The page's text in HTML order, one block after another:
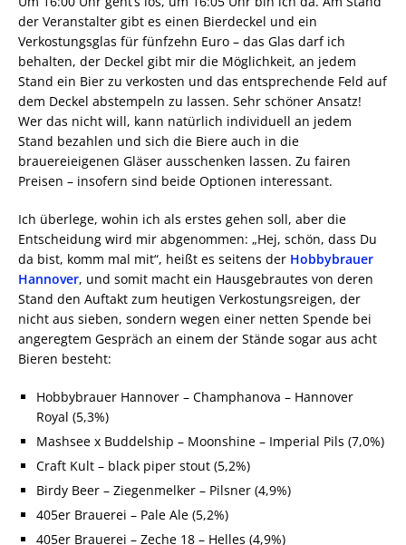
der Veranstalter gibt es einen Bierdeckel und ein
Verkostungsglas für fünfzehn Euro – das Glas darf ich
behalten, der Deckel gibt mir die Möglichkeit, an jedem
Stand ein Bier zu verkosten und das entsprechende Feld auf
dem Deckel abstempeln zu lassen. Sehr schöner Ansatz!
Wer das nicht will, kann natürlich individuell an jedem
Stand bezahlen und sich die Biere auch in die
brauereieigenen Gläser ausschenken lassen. Zu fairen
Preisen – insofern sind beide Optionen interessant.
Ich überlege, wohin ich als erstes gehen soll, aber die
Entscheidung wird mir abgenommen: „Hej, schön, dass Du
da bist, komm mal mit“, heißt es seitens der Hobbybrauer
Hannover, und somit macht ein Hausgebrautes von deren
Stand den Auftakt zum heutigen Verkostungsreigen, der
nicht aus sieben, sondern wegen einer netten Spende bei
angeregtem Gespräch an einem der Stände sogar aus acht
Bieren besteht:
Hobbybrauer Hannover – Champhanova – Hannover
Royal (5,3%)
Mashsee x Buddelship – Moonshine – Imperial Pils (7,0%)
Craft Kult – black piper stout (5,2%)
Birdy Beer – Ziegenmelker – Pilsner (4,9%)
405er Brauerei – Pale Ale (5,2%)
405er Brauerei – Zeche 18 – Helles (4,9%)